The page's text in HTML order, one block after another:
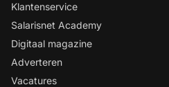
Klantenservice
Salarisnet Academy
Digitaal magazine
Adverteren
Vacatures